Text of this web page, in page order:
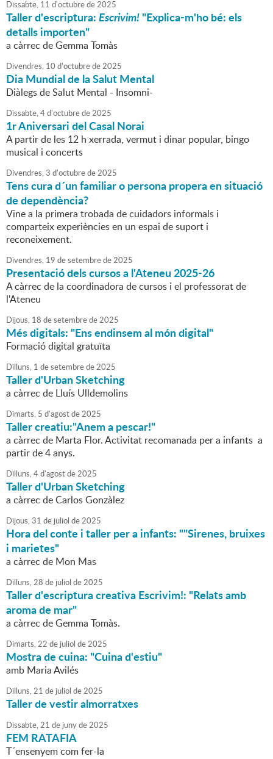
Dissabte, 11 d'octubrede2025
Taller d'escriptura:Escrivim!"Explica-m'ho bé: els
detalls importen"
a càrrec de Gemma Tomàs
Divendres, 10 d'octubrede2025
Dia Mundial de la Salut Mental
Diàlegs de Salut Mental - Insomni-
Dissabte,4d'octubrede2025
1r Aniversari del Casal Norai
A partir de les 12 h xerrada, vermut i dinar popular, bingo
musical i concerts
Divendres,3 d'octubrede2025
Tens cura d´un familiar o persona propera en situació
de dependència?
Vine a la primera trobada de cuidadors informals i
comparteix experiències en un espai de suport i
reconeixement.
Divendres, 19 desetembrede2025
Presentació dels cursos a l'Ateneu 2025-26
A càrrec de la coordinadora de cursos i el professorat de
l'Ateneu
Dijous, 18 desetembrede2025
Més digitals: "Ens endinsem al món digital"
Formació digital gratuïta
Dilluns, 1 desetembrede2025
Taller d'Urban Sketching
a càrrec de Lluís Ulldemolins
Dimarts, 5 d'agostde2025
Taller creatiu:"Anem a pescar!"
a càrrec de Marta Flor. Activitat recomanada per a infants a
partir de 4 anys.
Dilluns,4d'agostde2025
Taller d'Urban Sketching
a càrrec de Carlos Gonzàlez
Dijous,31 de juliol de2025
Hora del conte i taller per a infants: ""Sirenes, bruixes
i marietes"
a càrrec de Mon Mas
Dilluns,28 de juliol de2025
Taller d'escriptura creativa Escrivim!: "Relats amb
aroma de mar"
a càrrec de Gemma Tomàs.
Dimarts,22 de juliol de2025
Mostra de cuina: "Cuina d'estiu"
amb Maria Avilés
Dilluns,21 de juliol de2025
Taller de vestir almorratxes
Dissabte,21 de junyde2025
FEM RATAFIA
T´ensenyem com fer-la